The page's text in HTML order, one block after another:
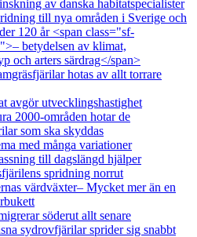
av danska habitatspecialister
till nya områden i Sverige och
120 år <span class="sf-
betydelsen av klimat,
och arters särdrag</span>
hotas av allt torrare
avgör utvecklingshastighet
2000-områden hotar de
som ska skyddas
med många variationer
till dagslängd hjälper
spridning norrut
värdväxter– Mycket mer än en
söderut allt senare
sydrovfjärilar sprider sig snabbt